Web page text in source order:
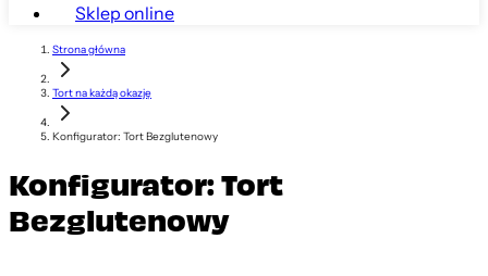
Sklep online
Strona główna
Tort na każdą okazję
Konfigurator: Tort Bezglutenowy
Konfigurator: Tort
Bezglutenowy